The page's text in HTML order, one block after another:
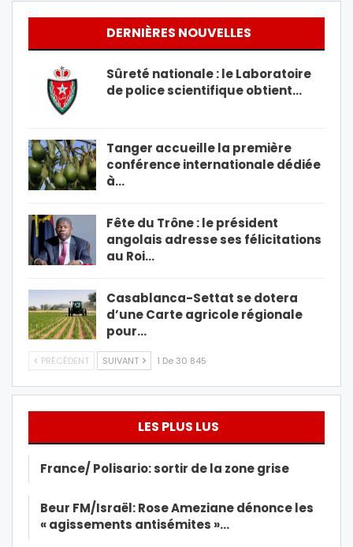
DERNIÈRES NOUVELLES
Sûreté nationale : le Laboratoire
de police scientifique obtient…
Tanger accueille la première
conférence internationale dédiée
à…
Fête du Trône : le président
angolais adresse ses félicitations
au Roi…
Casablanca-Settat se dotera
d’une Carte agricole régionale
pour…
PRÉCÉDENT SUIVANT 1 De 30 845
LES PLUS LUS
France/ Polisario: sortir de la zone grise
Beur FM/Israël: Rose Ameziane dénonce les
« agissements antisémites »…